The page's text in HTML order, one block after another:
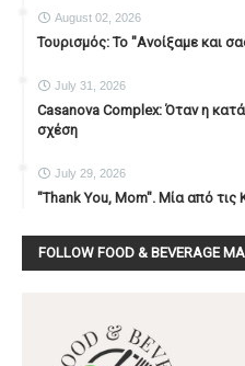
August 02, 2026
Τουρισμός: Το "Ανοίξαμε και
July 31, 2026
Casanova Complex: Όταν η
σχέση
July 29, 2026
"Thank You, Mοm". Μία από τις
FOLLOW FOOD & BEVERAGE